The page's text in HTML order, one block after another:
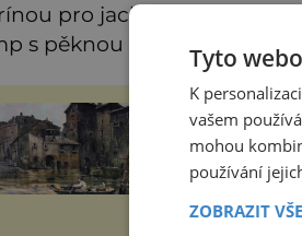
pro jachty, načež se
s pěknou travnatou pláží.
Římské ghetto:
kam papež
dohodil
Ghetto je část města,
žít, většinou
náboženská, rasová
Tyto
K
vašem
mohou
používání
ZOBRAZIT